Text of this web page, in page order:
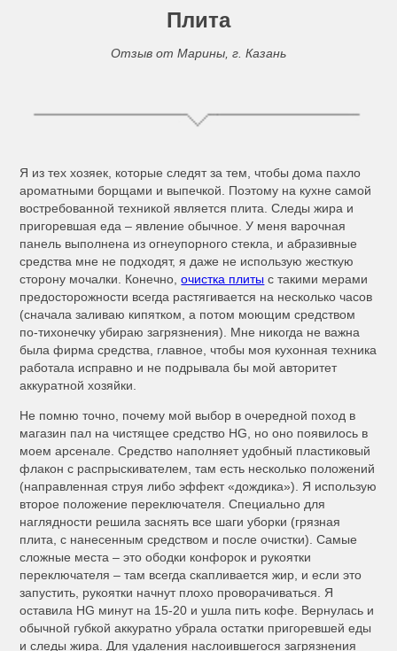
Плита
Отзыв от Марины, г. Казань
Я из тех хозяек, которые следят за тем, чтобы дома пахло
ароматными борщами и выпечкой. Поэтому на кухне самой
востребованной техникой является плита. Следы жира и
пригоревшая еда – явление обычное. У меня варочная
панель выполнена из огнеупорного стекла, и абразивные
средства мне не подходят, я даже не использую жесткую
сторону мочалки. Конечно,очистка плиты с такими мерами
предосторожности всегда растягивается на несколько часов
(сначала заливаю кипятком, а потом моющим средством
по-тихонечку убираю загрязнения). Мне никогда не важна
была фирма средства, главное, чтобы моя кухонная техника
работала исправно и не подрывала бы мой авторитет
аккуратной хозяйки.
Не помню точно, почему мой выбор в очередной поход в
магазин пал на чистящее средство HG, но оно появилось в
моем арсенале. Средство наполняет удобный пластиковый
флакон с распрыскивателем, там есть несколько положений
(направленная струя либо эффект «дождика»). Я использую
второе положение переключателя. Специально для
наглядности решила заснять все шаги уборки (грязная
плита, с нанесенным средством и после очистки). Самые
сложные места – это ободки конфорок и рукоятки
переключателя – там всегда скапливается жир, и если это
запустить, рукоятки начнут плохо проворачиваться. Я
оставила HG минут на 15-20 и ушла пить кофе. Вернулась и
обычной губкой аккуратно убрала остатки пригоревшей еды
и следы жира. Для удаления наслоившегося загрязнения